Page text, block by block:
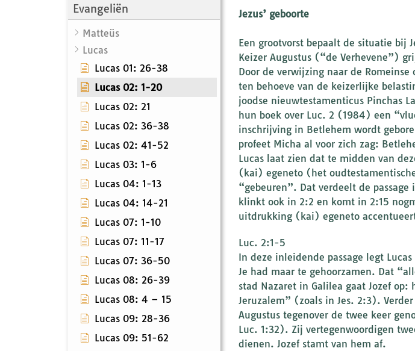
Evangeliën
Matteüs
Lucas
Lucas 01: 26-38
Lucas 02: 1-20
Lucas 02: 21
Lucas 02: 36-38
Lucas 02: 41-52
Lucas 03: 1-6
Lucas 04: 1-13
Lucas 04: 14-21
Lucas 07: 1-10
Lucas 07: 11-17
Lucas 07: 36-50
Lucas 08: 26-39
Lucas 08: 4 – 15
Lucas 09: 28-36
Lucas 09: 51-62
Jezus’ geboorte
Een grootvorst bepaalt de situatie bij
Keizer Augustus (“de Verhevene”)
Door de verwijzing naar de
ten behoeve van de keizerlijke
joodse nieuwtestamenticus Pinchas
hun boek over Luc. 2 (1984) een
inschrijving in Betlehem wordt
profeet Micha al voor zich zag:
Lucas laat zien dat te midden van
(kai) egeneto (het
“gebeuren”. Dat verdeelt de
klinkt ook in 2:2 en komt in 2:15
uitdrukking (kai) egeneto
Luc. 2:1-5
In deze inleidende passage legt
Je had maar te gehoorzamen. Dat
stad Nazaret in Galilea gaat Jozef
Jeruzalem” (zoals in Jes. 2:3).
Augustus tegenover de twee keer
Luc. 1:32). Zij vertegenwoordigen
dienen. Jozef stamt van hem af.